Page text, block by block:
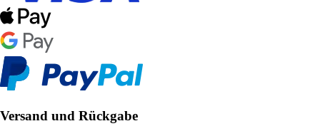
Versand und Rückgabe